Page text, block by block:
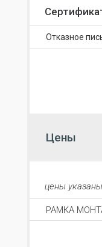
Отказное
Цены
цены
РАМКА